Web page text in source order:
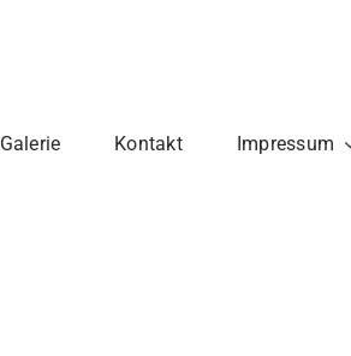
Galerie Kontakt Impressum